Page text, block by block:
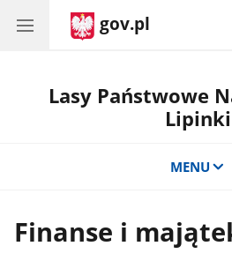
gov.pl
Lasy Państwowe
Lipinki
MENU
Finanse i